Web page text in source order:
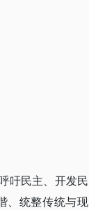
吁民主、开发民
、统整传统与现